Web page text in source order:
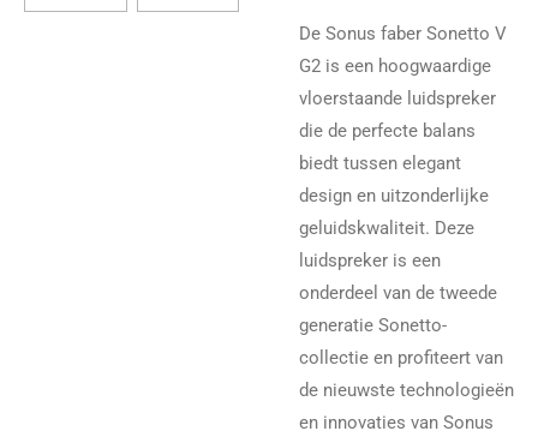
De Sonus faber Sonetto V
G2 is een hoogwaardige
vloerstaande luidspreker
die de perfecte balans
biedt tussen elegant
design en uitzonderlijke
geluidskwaliteit. Deze
luidspreker is een
onderdeel van de tweede
generatie Sonetto-
collectie en profiteert van
de nieuwste technologieën
en innovaties van Sonus